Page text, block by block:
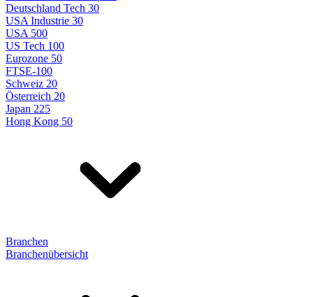
Deutschland Tech 30
USA Industrie 30
USA 500
US Tech 100
Eurozone 50
FTSE-100
Schweiz 20
Österreich 20
Japan 225
Hong Kong 50
Branchen
Branchenübersicht